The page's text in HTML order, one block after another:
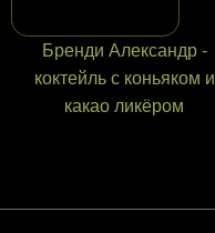
Бренди Александр -
коктейль с коньяком и
какао ликёром